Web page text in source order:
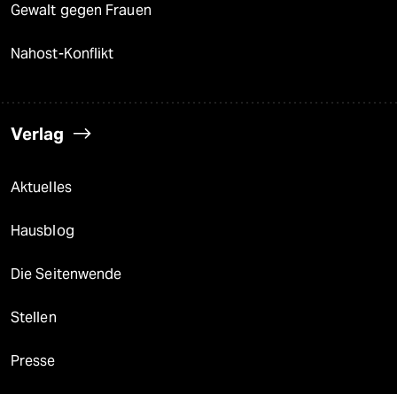
Gewalt gegen Frauen
Nahost-Konflikt
Verlag
Aktuelles
Hausblog
Die Seitenwende
Stellen
Presse